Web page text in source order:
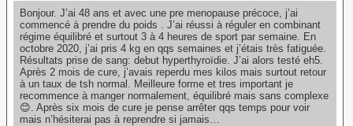
Bonjour. J’ai 48 ans et avec une pre menopause précoce, j’ai
commencé à prendre du poids . J’ai réussi à réguler en combinant
régime équilibré et surtout 3 à 4 heures de sport par semaine. En
octobre 2020, j’ai pris 4 kg en qqs semaines et j’étais très fatiguée.
Résultats prise de sang: debut hyperthyroïdie. J’ai alors testé eh5.
Après 2 mois de cure, j’avais reperdu mes kilos mais surtout retour
à un taux de tsh normal. Meilleure forme et tres important je
recommence à manger normalement, équilibré mais sans complexe
😊. Après six mois de cure je pense arrêter qqs temps pour voir
mais n’hésiterai pas à reprendre si jamais…